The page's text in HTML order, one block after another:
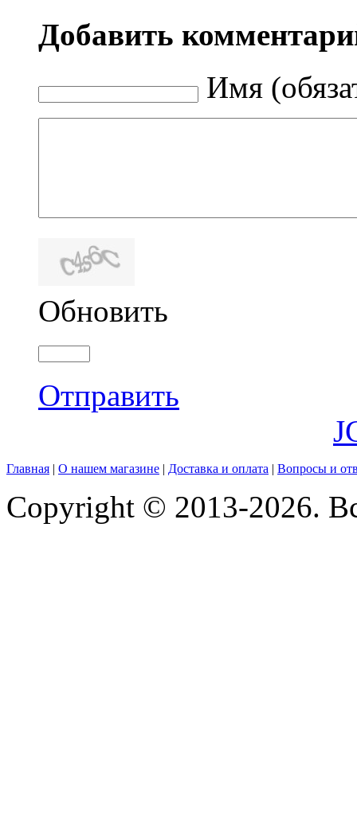
Добавить
Имя
Обновить
Отправить
Главная | О нашем магазине | Доставка и оплата | Вопросы и
Copyright © 2013-2026.